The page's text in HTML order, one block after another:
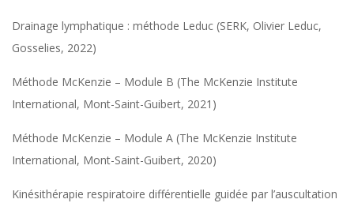
Drainage lymphatique : méthode Leduc (SERK, Olivier Leduc,
Gosselies, 2022)
Méthode McKenzie – Module B (The McKenzie Institute
International, Mont-Saint-Guibert, 2021)
Méthode McKenzie – Module A (The McKenzie Institute
International, Mont-Saint-Guibert, 2020)
Kinésithérapie respiratoire différentielle guidée par l’auscultation